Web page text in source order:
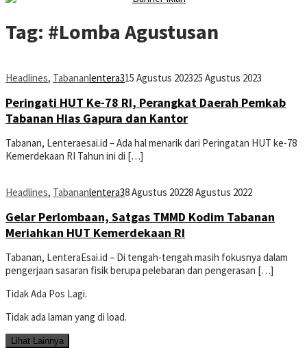
Tag: #Lomba Agustusan
Headlines, Tabananlentera315 Agustus 202325 Agustus 2023
Peringati HUT Ke-78 RI, Perangkat Daerah Pemkab
Tabanan Hias Gapura dan Kantor
Tabanan, Lenteraesai.id – Ada hal menarik dari Peringatan HUT ke-78
Kemerdekaan RI Tahun ini di […]
Headlines, Tabananlentera38 Agustus 20228 Agustus 2022
Gelar Perlombaan, Satgas TMMD Kodim Tabanan
Meriahkan HUT Kemerdekaan RI
Tabanan, LenteraEsai.id – Di tengah-tengah masih fokusnya dalam
pengerjaan sasaran fisik berupa pelebaran dan pengerasan […]
Tidak Ada Pos Lagi.
Tidak ada laman yang di load.
Lihat Lainnya